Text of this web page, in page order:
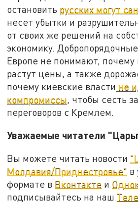
остановить русских могут
несет убытки и
от своих же решений на
экономику.
Европе не понимают, почему
растут цены, а также
почему киевские власти не
компромиссы, чтобы сесть
переговоров с Кремлем.
Уважаемые читатели
Вы можете читать новости
Молдавия/Приднестровье" в
формате в Вконтакте и
подписывайтесь на наш